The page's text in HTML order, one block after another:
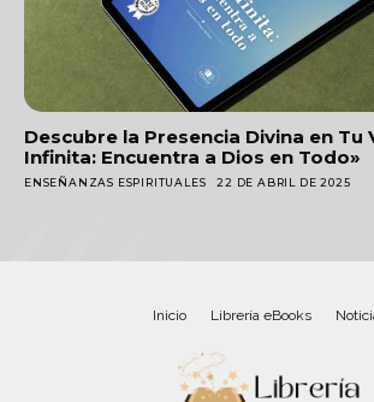
Descubre la Presencia Divina en Tu
Infinita: Encuentra a Dios en Todo»
ENSEÑANZAS ESPIRITUALES 22 DE ABRIL DE 2025
Inicio Librería eBooks